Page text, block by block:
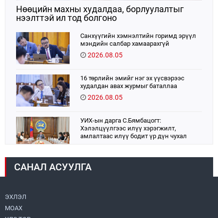
Нөөцийн махны худалдаа, борлуулалтыг
нээлттэй ил тод болгоно
Санхүүгийн хэмнэлтийн горимд эрүүл
мэндийн салбар хамаарахгүй
2026.08.05
16 төрлийн эмийг нэг эх үүсвэрээс
худалдан авах журмыг баталлаа
2026.08.05
УИХ-ын дарга С.Бямбацогт:
Хэлэлцүүлгээс илүү хэрэгжилт,
амлалтаас илүү бодит үр дүн чухал
Монголбанк 7 дугаар сард 1,439.2 кг үнэт
САНАЛ АСУУЛГА
ЭХЛЭЛ
МОАХ